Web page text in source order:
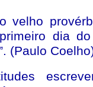
velho
dia
(Paulo